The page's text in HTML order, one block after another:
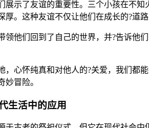
展示了友谊的重要性。三个小孩在不
厚。这种友谊不仅让他们在成长的?道
领他们回到了自己的世界，并?告诉他
，心怀纯真和对他人的?关爱，我们都
妙冒险。
生活中的应用